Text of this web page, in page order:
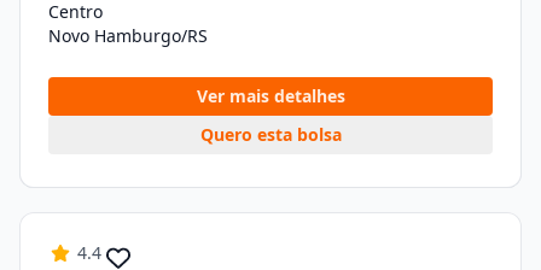
Centro
Novo Hamburgo/RS
Ver mais detalhes
Quero esta bolsa
4.4